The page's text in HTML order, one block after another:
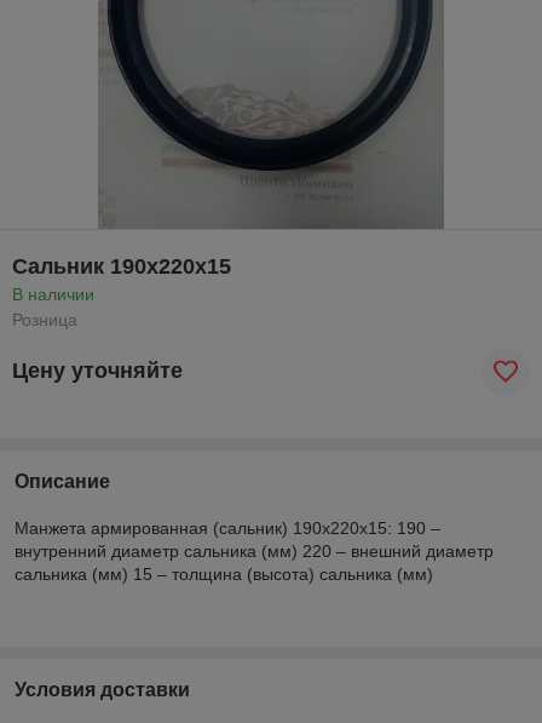
Сальник 190х220х15
В наличии
Розница
Цену уточняйте
Описание
Манжета армированная (сальник) 190х220х15: 190 –
внутренний диаметр сальника (мм) 220 – внешний диаметр
сальника (мм) 15 – толщина (высота) сальника (мм)
Условия доставки